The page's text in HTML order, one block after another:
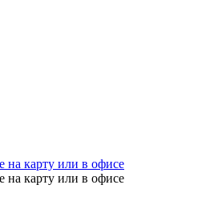
на карту или в офисе
на карту или в офисе